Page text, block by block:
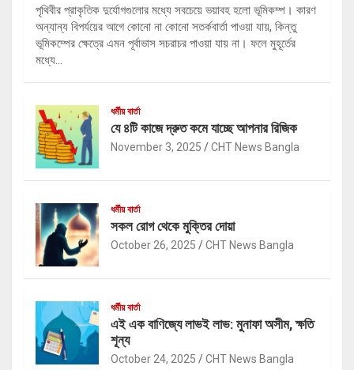
পৃথিবীর প্রাকৃতিক দুর্যোগগুলোর মধ্যে সবচেয়ে ভয়াবহ হলো ভূমিকম্প। কারণ
অন্যান্য বিপর্যয়ের আগে কোনো না কোনো সতর্কবার্তা পাওয়া যায়, কিন্তু
ভূমিকম্পের ক্ষেত্রে এমন পূর্বাভাস সচরাচর পাওয়া যায় না। ফলে মুহূর্তের
মধ্যে…
ধর্মীয় বার্তা
যে ৪টি কাজে দ্রুত কমে যাচ্ছে আপনার রিজিক
November 3, 2025 CHT News Bangla
ধর্মীয় বার্তা
সকল রোগ থেকে মুক্তির দোয়া
October 26, 2025 CHT News Bangla
ধর্মীয় বার্তা
এই এক বাণিজ্যে লাভই লাভ: মুনাফা অসীম, ক্ষতি
শূন্য
October 24, 2025 CHT News Bangla